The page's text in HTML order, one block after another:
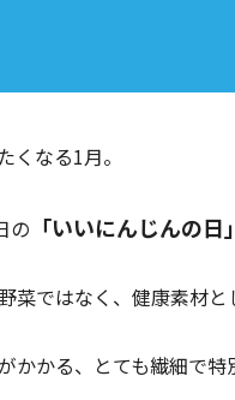
なる1月。
の 「いいにんじんの日」
菜ではなく、健康素材と
かる、とても繊細で特